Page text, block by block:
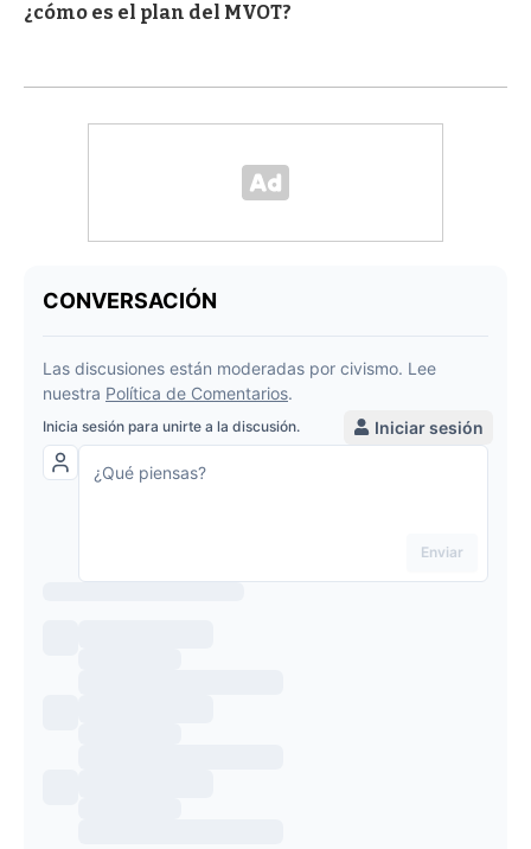
¿cómo es el plan del MVOT?